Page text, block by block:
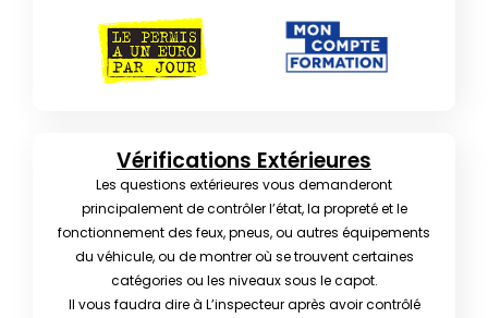
Vérifications Extérieures
Les questions extérieures vous demanderont
principalement de contrôler l’état, la propreté et le
fonctionnement des feux, pneus, ou autres équipements
du véhicule, ou de montrer où se trouvent certaines
catégories ou les niveaux sous le capot.
Il vous faudra dire à L’inspecteur après avoir contrôlé